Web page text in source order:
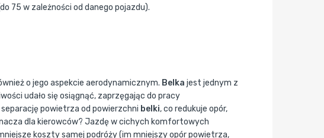
75 w zależności od danego pojazdu).
o jego aspekcie aerodynamicznym. Belka jest jednym z
udało się osiągnąć, zaprzęgając do pracy
powietrza od powierzchni belki, co redukuje opór,
dla kierowców? Jazdę w cichych komfortowych
koszty samej podróży (im mniejszy opór powietrza,